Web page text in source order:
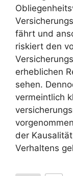
fährt und
riskiert den
erheblichen
sehen.
vermeintlich
der
Verhaltens